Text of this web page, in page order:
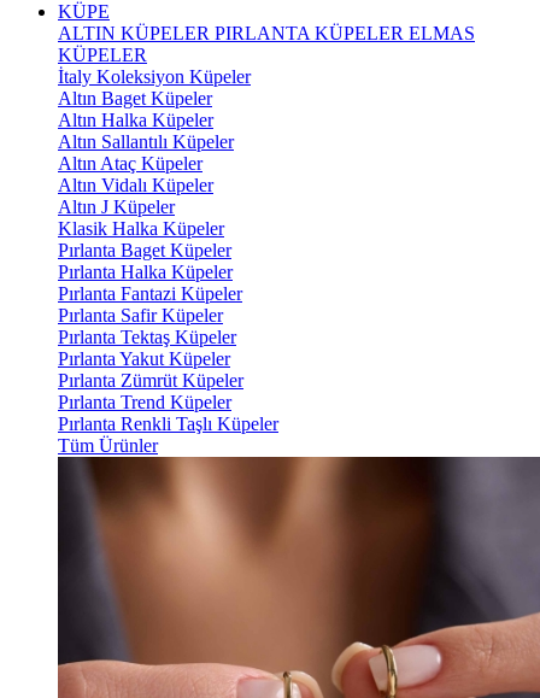
KÜPE
ALTIN KÜPELER PIRLANTA KÜPELER ELMAS
KÜPELER
İtaly Koleksiyon Küpeler
Altın Baget Küpeler
Altın Halka Küpeler
Altın Sallantılı Küpeler
Altın Ataç Küpeler
Altın Vidalı Küpeler
Altın J Küpeler
Klasik Halka Küpeler
Pırlanta Baget Küpeler
Pırlanta Halka Küpeler
Pırlanta Fantazi Küpeler
Pırlanta Safir Küpeler
Pırlanta Tektaş Küpeler
Pırlanta Yakut Küpeler
Pırlanta Zümrüt Küpeler
Pırlanta Trend Küpeler
Pırlanta Renkli Taşlı Küpeler
Tüm Ürünler